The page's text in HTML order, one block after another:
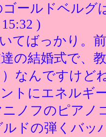
ゴールドベルグ
)
てばっかり。
達の結婚式で、
なんですけど
トにエネルギ
ノフのピアノ
ドの弾くバッ